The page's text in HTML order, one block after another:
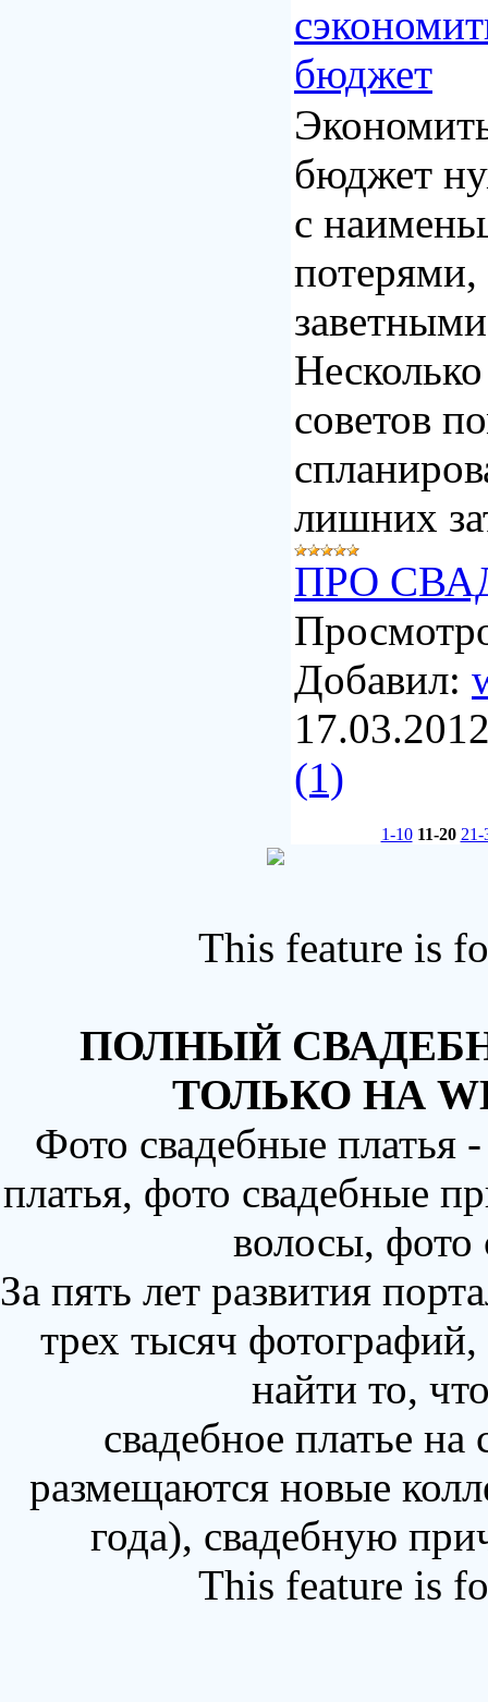
бюджет
бюджет
с
потерями,
советов
лишних
ПРО
Добавил:
(1)
1-10 11-20 21-
This feature is
ПОЛНЫЙ
ТОЛЬКО НА
Фото свадебные
платья, фото свадебные
волосы,
За пять лет развития
трех тысяч
найти то,
свадебное платье
размещаются новые
года), свадебную
This feature is